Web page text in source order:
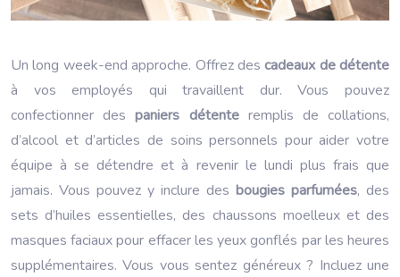
Un long week-end approche. Offrez descadeaux de détente
à vos employés qui travaillent dur. Vous pouvez
confectionner des paniers détenteremplis de collations,
d’alcool et d’articles de soins personnels pour aider votre
équipe à se détendre et à revenir le lundi plus frais que
jamais. Vous pouvez y inclure des bougies parfumées, des
sets d’huiles essentielles, des chaussons moelleux et des
masques faciaux pour effacer les yeux gonflés par les heures
supplémentaires. Vous vous sentez généreux ? Incluez une